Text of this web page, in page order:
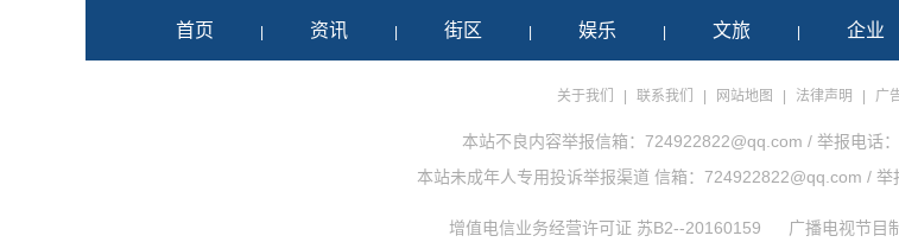
首页 | 资讯 | 街区 | 娱乐 | 文旅 | 企业
关于我们 | 联系我们 | 网站地图 | 法律声明 | 广
本站不良内容举报信箱：724922822@qq.com / 举报电
本站未成年人专用投诉举报渠道 信箱：724922822@qq.com /
增值电信业务经营许可证 苏B2--20160159 广播电视节目